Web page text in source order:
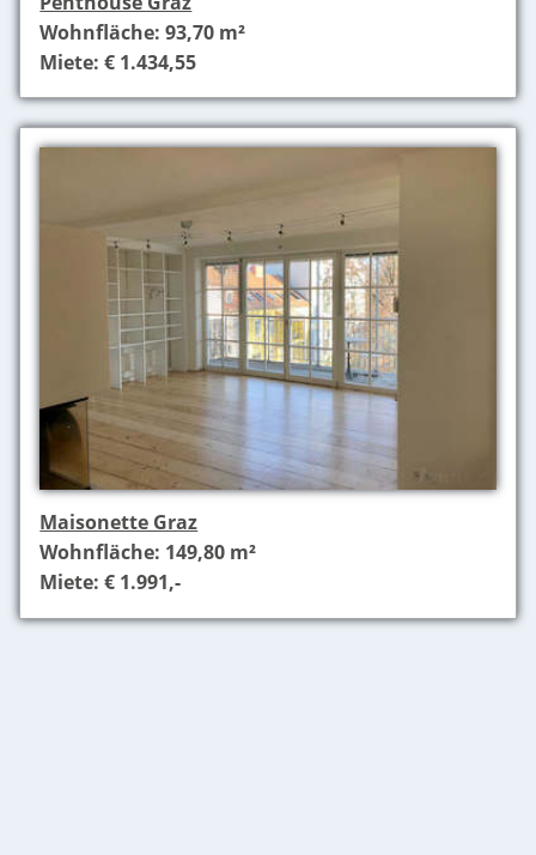
Wohnfläche: 93,70 m²
Miete: € 1.434,55
Maisonette Graz
Wohnfläche: 149,80 m²
Miete: € 1.991,-